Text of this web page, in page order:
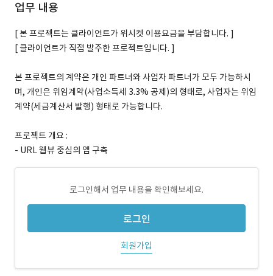
업무 내용
[ 본 프로젝트는 클라이언트가 위시켓 이용요금을 부담합니다. ]
[ 클라이언트가 직접 발주한 프로젝트입니다. ]
본 프로젝트의 계약은 개인 파트너와 사업자 파트너가 모두 가능하시
며, 개인은 위임계약(사업소득세 3.3% 공제)의 형태로, 사업자는 위임
계약(세금계산서 발행) 형태로 가능합니다.
프로젝트 개요 :
- URL 웹뷰 중심의 앱 구축
로그인해서 업무 내용을 확인해보세요.
로그인
회원가입